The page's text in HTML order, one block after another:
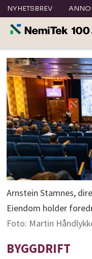
NYHETSBREV
Arnstein Stamnes,
Eiendom holder
Foto: Martin
BYGGDRIFT